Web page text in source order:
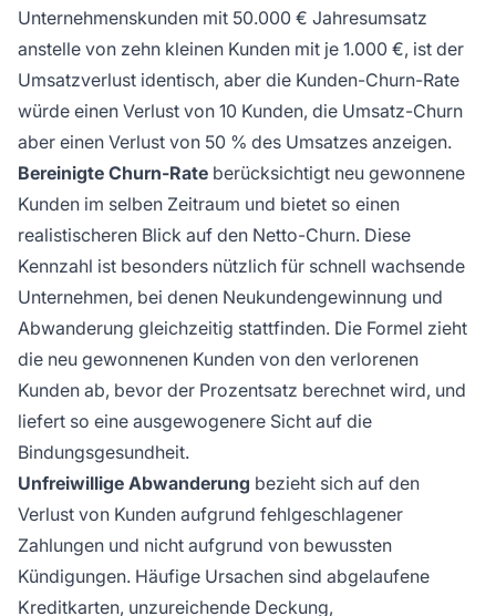
Unternehmenskunden mit 50.000 € Jahresumsatz
anstelle von zehn kleinen Kunden mit je 1.000 €, ist der
Umsatzverlust identisch, aber die Kunden-Churn-Rate
würde einen Verlust von 10 Kunden, die Umsatz-Churn
aber einen Verlust von 50 % des Umsatzes anzeigen.
Bereinigte Churn-Rate berücksichtigt neu gewonnene
Kunden im selben Zeitraum und bietet so einen
realistischeren Blick auf den Netto-Churn. Diese
Kennzahl ist besonders nützlich für schnell wachsende
Unternehmen, bei denen Neukundengewinnung und
Abwanderung gleichzeitig stattfinden. Die Formel zieht
die neu gewonnenen Kunden von den verlorenen
Kunden ab, bevor der Prozentsatz berechnet wird, und
liefert so eine ausgewogenere Sicht auf die
Bindungsgesundheit.
Unfreiwillige Abwanderung bezieht sich auf den
Verlust von Kunden aufgrund fehlgeschlagener
Zahlungen und nicht aufgrund von bewussten
Kündigungen. Häufige Ursachen sind abgelaufene
Kreditkarten, unzureichende Deckung,